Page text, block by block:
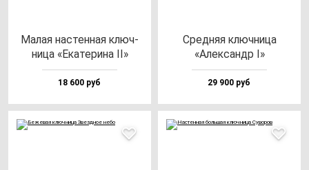
Малая нас­тен­ная ключ­
ни­ца «Ека­те­ри­на II»
18 600 руб
Сред­няя ключ­ни­ца
«Алек­сандр I»
29 900 руб